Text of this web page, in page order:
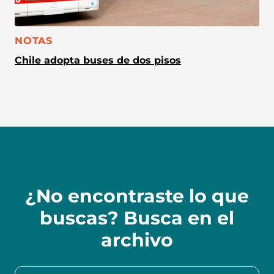
CATEGORÍA:
NOTAS
Chile adopta buses de dos pisos
¿No encontraste lo que
buscas? Busca en el
archivo